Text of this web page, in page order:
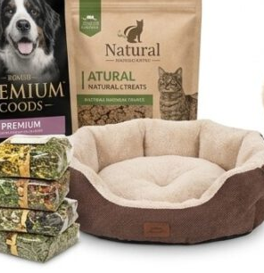
zoologiczne Zoonemo wywodzą się z
zatem pełni podziwu obsadę
obsady w...